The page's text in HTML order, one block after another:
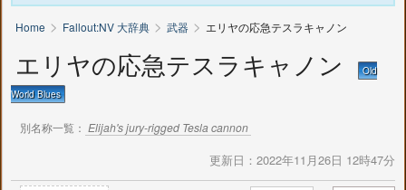
Home > Fallout:NV 大辞典 > 武器 > エリヤの応急テスラキャノン
エリヤの応急テスラキャノン
Old
World Blues
別名称一覧： Elijah's jury-rigged Tesla cannon
更新日： 2022年11月26日 12時47分